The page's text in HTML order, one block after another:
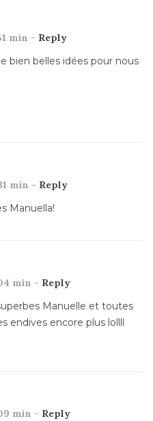
min - Reply
bien belles idées pour nous
min - Reply
Manuella!
min - Reply
Manuelle et toutes
endives encore plus lollll
min - Reply